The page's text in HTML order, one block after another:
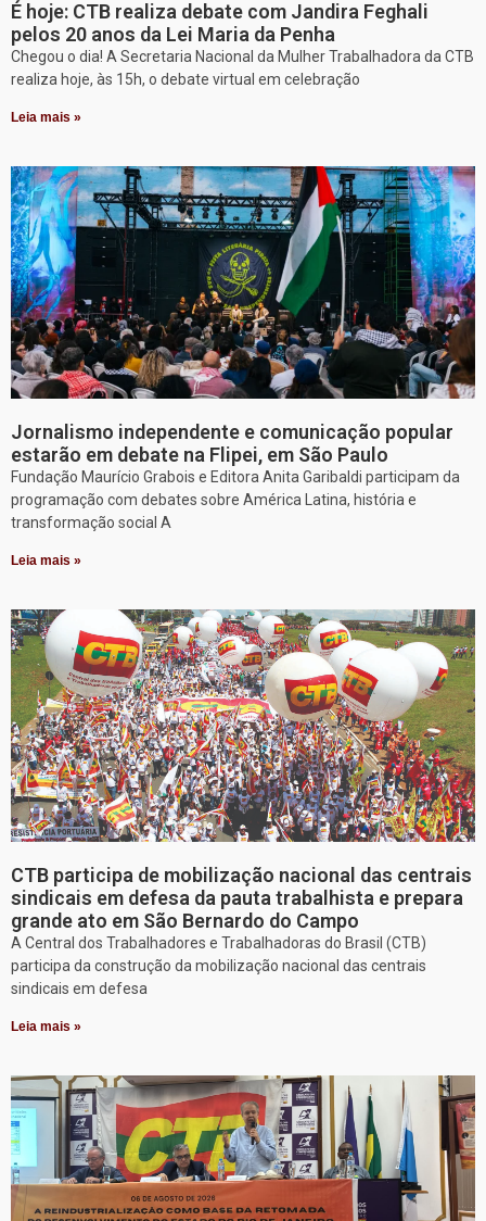
É hoje: CTB realiza debate com Jandira Feghali
pelos 20 anos da Lei Maria da Penha
Chegou o dia! A Secretaria Nacional da Mulher Trabalhadora da CTB
realiza hoje, às 15h, o debate virtual em celebração
Leia mais »
Jornalismo independente e comunicação popular
estarão em debate na Flipei, em São Paulo
Fundação Maurício Grabois e Editora Anita Garibaldi participam da
programação com debates sobre América Latina, história e
transformação social A
Leia mais »
CTB participa de mobilização nacional das centrais
sindicais em defesa da pauta trabalhista e prepara
grande ato em São Bernardo do Campo
A Central dos Trabalhadores e Trabalhadoras do Brasil (CTB)
participa da construção da mobilização nacional das centrais
sindicais em defesa
Leia mais »